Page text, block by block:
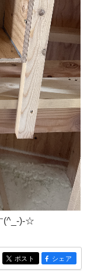
(^_-)-☆
entry436
ポスト entry436
シェア